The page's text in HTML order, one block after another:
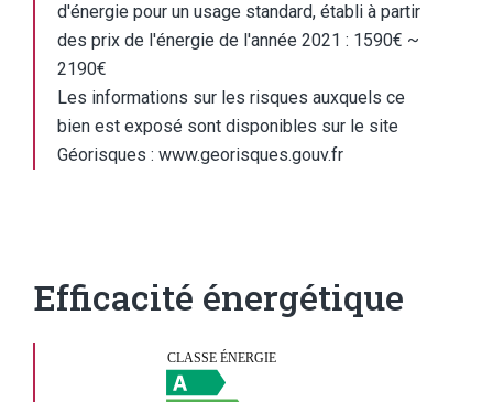
d'énergie pour un usage standard, établi à partir
des prix de l'énergie de l'année 2021 : 1590€ ~
2190€
Les informations sur les risques auxquels ce
bien est exposé sont disponibles sur le site
Géorisques : www.georisques.gouv.fr
Efficacité énergétique